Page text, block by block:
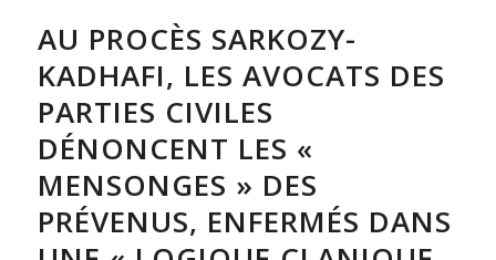
AU PROCÈS SARKOZY-
KADHAFI, LES AVOCATS DES
PARTIES CIVILES
DÉNONCENT LES «
MENSONGES » DES
PRÉVENUS, ENFERMÉS DANS